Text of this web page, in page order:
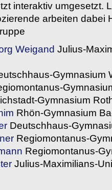
interaktiv umgesetzt.
arbeiten dabei
Weigand Julius-
Gymnasium
Gymnasium
Rhön-Gymnasium
Deutschhaus-
Regiomontanus-
Regiomontanus-
Julius-Maximilians-